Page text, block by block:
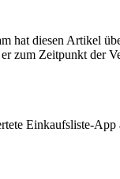
hat diesen Artikel
er zum Zeitpunkt der
Einkaufsliste-